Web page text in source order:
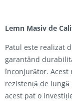
Lemn Masiv de
Patul este realizat
garantând
înconjurător. Acest
rezistență de
acest pat o